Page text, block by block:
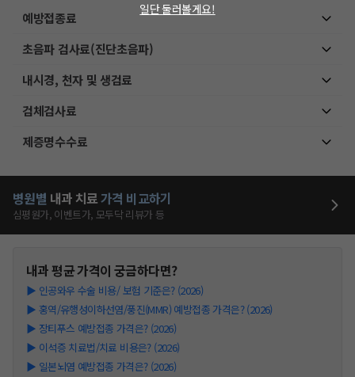
예방접종료
초음파 검사료(진단초음파)
내시경, 천자 및 생검료
검체검사료
제증명수수료
병원별 내과 치료가격 비교하기
심평원가, 이벤트가, 모두닥 리뷰가 등
내과평균 가격이 궁금하다면?
▶ 인공와우 수술 비용/ 보험 기준은? (2026)
▶ 홍역/유행성이하선염/풍진(MMR) 예방접종 가격은? (2026)
▶ 장티푸스 예방접종 가격은? (2026)
▶ 이석증 치료법/치료 비용은? (2026)
▶ 일본뇌염 예방접종 가격은? (2026)
일단 둘러볼게요!